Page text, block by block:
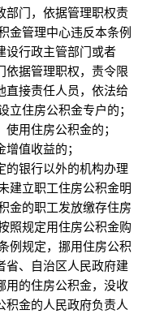
部门，依据管理职权责
管理中心违反本条例
设行政主管部门或者
依据管理职权，责令限
直接责任人员，依法给
住房公积金专户的；
用住房公积金的；
增值收益的；
的银行以外的机构办理
立职工住房公积金明
的职工发放缴存住房
规定用住房公积金购
规定，挪用住房公积
省、自治区人民政府建
用的住房公积金，没收
金的人民政府负责人